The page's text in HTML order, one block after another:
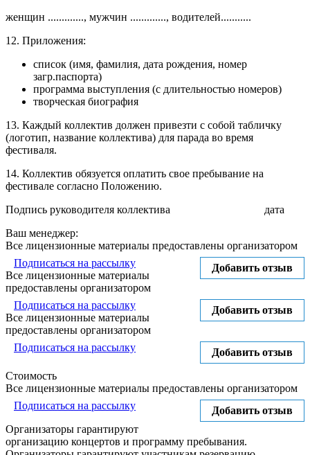
женщин ............., мужчин ............., водителей...........
12. Приложения:
список (имя, фамилия, дата рождения, номер
загр.паспорта)
программа выступления (с длительностью номеров)
творческая биография
13. Каждый коллектив должен привезти с собой табличку
(логотип, название коллектива) для парада во время
фестиваля.
14. Коллектив обязуется оплатить свое пребывание на
фестивале согласно Положению.
Подпись руководителя коллектива дата
Ваш менеджер:
Все лицензионные материалы предоставлены организатором
Добавить отзыв
Подписаться на рассылку
Все лицензионные материалы
предоставлены организатором
Добавить отзыв
Подписаться на рассылку
Все лицензионные материалы
предоставлены организатором
Добавить отзыв
Подписаться на рассылку
Стоимость
Все лицензионные материалы предоставлены организатором
Добавить отзыв
Подписаться на рассылку
Организаторы гарантируют
организацию концертов и программу пребывания.